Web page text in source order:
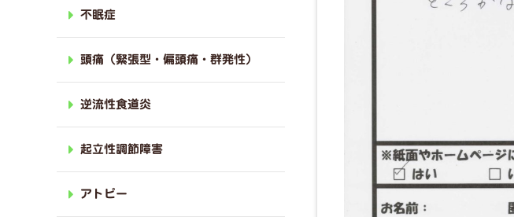
不眠症
頭痛（緊張型・偏頭痛・群発性）
逆流性食道炎
起立性調節障害
アトピー